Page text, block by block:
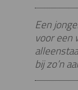
Een
voor een
bij zo’n